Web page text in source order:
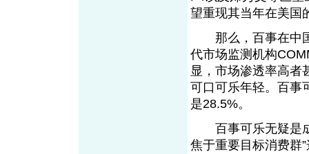
望重现其当年在美国
那么，百事在中国
代市场监测机构
显，市场渗透率高者
可口可乐年轻。百
是28.5%。
百事可乐无疑是成
焦于重要目标消费群